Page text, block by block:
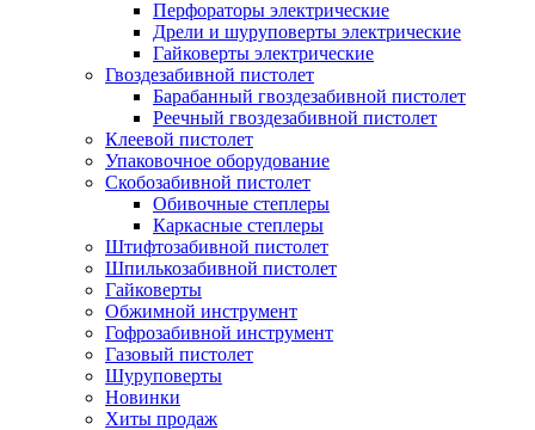
Перфораторы электрические
Дрели и шуруповерты электрические
Гайковерты электрические
Гвоздезабивной пистолет
Барабанный гвоздезабивной пистолет
Реечный гвоздезабивной пистолет
Клеевой пистолет
Упаковочное оборудование
Скобозабивной пистолет
Обивочные степлеры
Каркасные степлеры
Штифтозабивной пистолет
Шпилькозабивной пистолет
Гайковерты
Обжимной инструмент
Гофрозабивной инструмент
Газовый пистолет
Шуруповерты
Новинки
Хиты продаж